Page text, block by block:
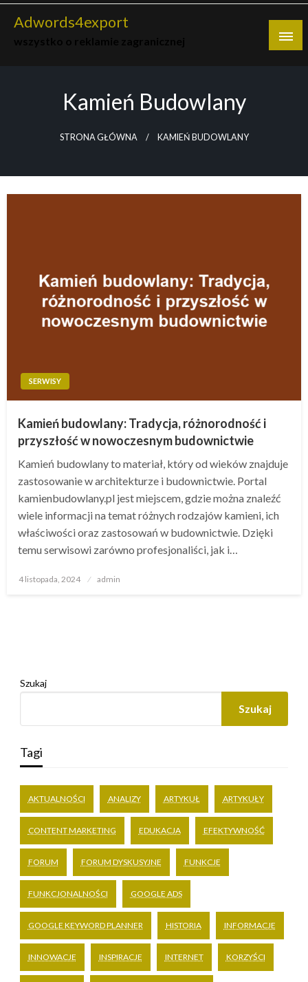
Skip
Adwords4export
Kamień Budowlany
STRONA GŁÓWNA KAMIEŃ BUDOWLANY
SERWISY
Kamień budowlany: Tradycja, różnorodność i
przyszłość w nowoczesnym budownictwie
Kamień budowlany to materiał, który od wieków znajduje
zastosowanie w architekturze i budownictwie. Portal
kamienbudowlany.pl jest miejscem, gdzie można znaleźć
wiele informacji na temat różnych rodzajów kamieni, ich
właściwości oraz zastosowań w budownictwie. Dzięki
temu serwisowi zarówno profesjonaliści, jak i…
Opublikowane
4 listopada, 2024 admin
Szukaj
Szukaj
Tagi
AKTUALNOŚCI ANALIZY ARTYKUŁ ARTYKUŁY
CONTENT MARKETING EDUKACJA EFEKTYWNOŚĆ
FORUM FORUM DYSKUSYJNE FUNKCJE
FUNKCJONALNOŚCI GOOGLE ADS
GOOGLE KEYWORD PLANNER HISTORIA INFORMACJE
INNOWACJE INSPIRACJE INTERNET KORZYŚCI